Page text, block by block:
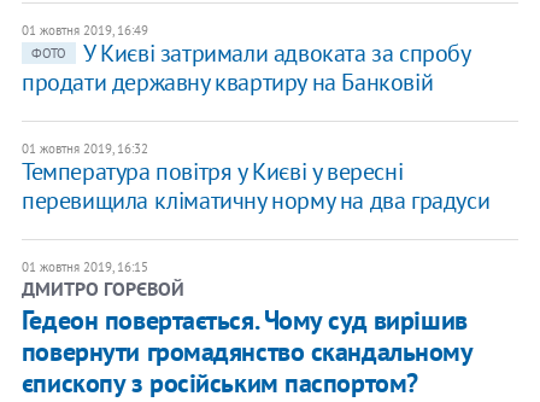
01 жовтня 2019, 16:49
ФОТО
У Києві затримали адвоката за спробу
продати державну квартиру на Банковій
01 жовтня 2019, 16:32
Температура повітря у Києві у вересні
перевищила кліматичну норму на два градуси
01 жовтня 2019, 16:15
ДМИТРО ГОРЄВОЙ
Гедеон повертається. Чому суд вирішив
повернути громадянство скандальному
єпископу з російським паспортом?